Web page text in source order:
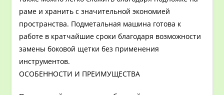
раме и хранить с значительной экономией
пространства. Подметальная машина готова к
работе в кратчайшие сроки благодаря возможности
замены боковой щетки без применения
инструментов.
ОСОБЕННОСТИ И ПРЕИМУЩЕСТВА